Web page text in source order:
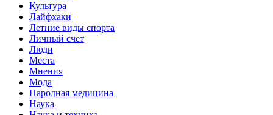
Культура
Лайфхаки
Летние виды спорта
Личный счет
Люди
Места
Мнения
Мода
Народная медицина
Наука